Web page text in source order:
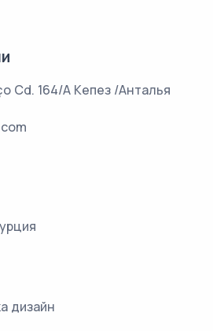
Cd. 164/A Кепез /Анталья
дизайн